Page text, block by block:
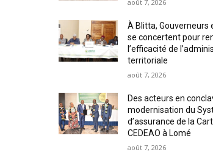
août 7, 2026
À Blitta, Gouverneurs
se concertent pour
l’efficacité de
territoriale
août 7, 2026
Des acteurs en
modernisation du
d’assurance de la
CEDEAO à Lomé
août 7, 2026